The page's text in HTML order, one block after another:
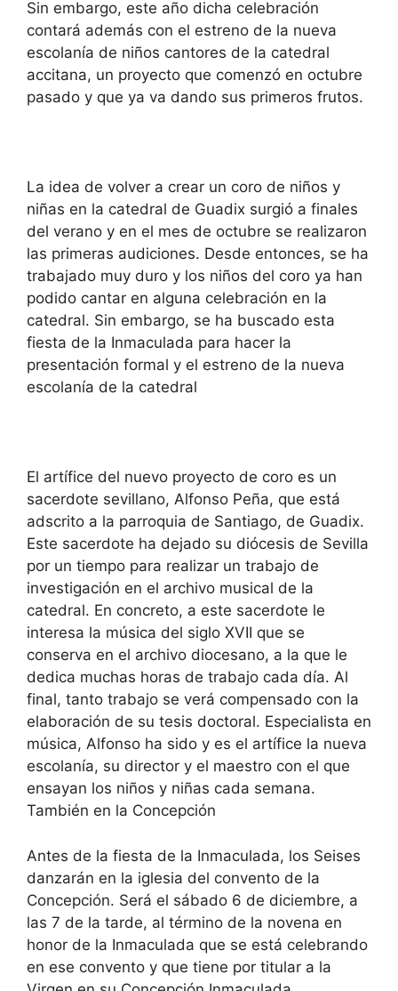
Sin embargo, este año dicha celebración
contará además con el estreno de la nueva
escolanía de niños cantores de la catedral
accitana, un proyecto que comenzó en octubre
pasado y que ya va dando sus primeros frutos.
La idea de volver a crear un coro de niños y
niñas en la catedral de Guadix surgió a finales
del verano y en el mes de octubre se realizaron
las primeras audiciones. Desde entonces, se ha
trabajado muy duro y los niños del coro ya han
podido cantar en alguna celebración en la
catedral. Sin embargo, se ha buscado esta
fiesta de la Inmaculada para hacer la
presentación formal y el estreno de la nueva
escolanía de la catedral
El artífice del nuevo proyecto de coro es un
sacerdote sevillano, Alfonso Peña, que está
adscrito a la parroquia de Santiago, de Guadix.
Este sacerdote ha dejado su diócesis de Sevilla
por un tiempo para realizar un trabajo de
investigación en el archivo musical de la
catedral. En concreto, a este sacerdote le
interesa la música del siglo XVII que se
conserva en el archivo diocesano, a la que le
dedica muchas horas de trabajo cada día. Al
final, tanto trabajo se verá compensado con la
elaboración de su tesis doctoral. Especialista en
música, Alfonso ha sido y es el artífice la nueva
escolanía, su director y el maestro con el que
ensayan los niños y niñas cada semana.
También en la Concepción
Antes de la fiesta de la Inmaculada, los Seises
danzarán en la iglesia del convento de la
Concepción. Será el sábado 6 de diciembre, a
las 7 de la tarde, al término de la novena en
honor de la Inmaculada que se está celebrando
en ese convento y que tiene por titular a la